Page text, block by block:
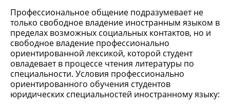
Профессиональное общение подразумевает не
только свободное владение иностранным языком в
пределах возможных социальных контактов, но и
свободное владение профессионально
ориентированной лексикой, которой студент
овладевает в процессе чтения литературы по
специальности. Условия профессионально
ориентированного обучения студентов
юридических специальностей иностранному языку: